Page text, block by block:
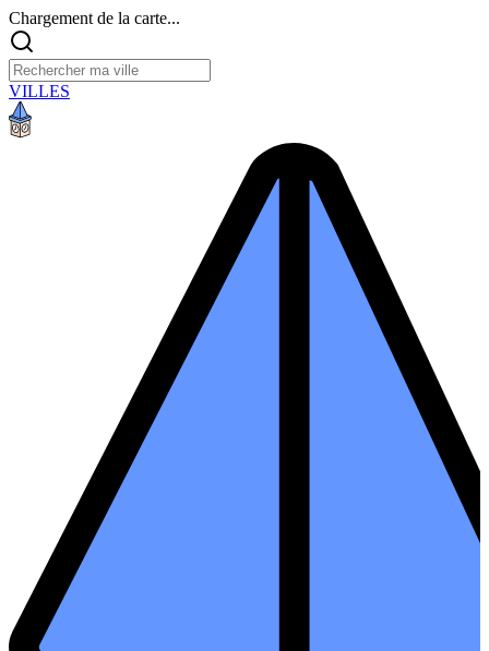
Chargement de la carte...
VILLES